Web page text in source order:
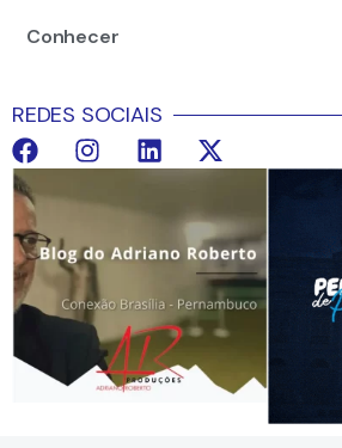
Conhecer
REDES SOCIAIS